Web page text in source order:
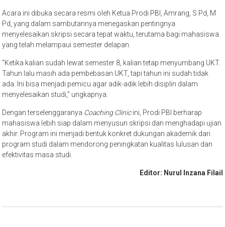
Acara ini dibuka secara resmi oleh Ketua Prodi PBI, Amrang, S Pd, M
Pd, yang dalam sambutannya menegaskan pentingnya
menyelesaikan skripsi secara tepat waktu, terutama bagi mahasiswa
yang telah melampaui semester delapan.
“Ketika kalian sudah lewat semester 8, kalian tetap menyumbang UKT.
Tahun lalu masih ada pembebasan UKT, tapi tahun ini sudah tidak
ada. Ini bisa menjadi pemicu agar adik-adik lebih disiplin dalam
menyelesaikan studi,” ungkapnya.
Dengan terselenggaranya Coaching Clinicini, Prodi PBI berharap
mahasiswa lebih siap dalam menyusun skripsi dan menghadapi ujian
akhir. Program ini menjadi bentuk konkret dukungan akademik dari
program studi dalam mendorong peningkatan kualitas lulusan dan
efektivitas masa studi.
Editor: Nurul Inzana Filail